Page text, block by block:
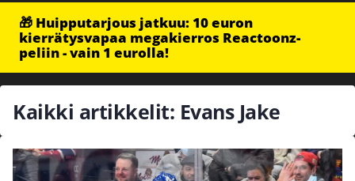
🎁 Huipputarjous jatkuu: 10 euron
kierrätysvapaa megakierros Reactoonz-
peliin - vain 1 eurolla!
Kaikki artikkelit: Evans Jake